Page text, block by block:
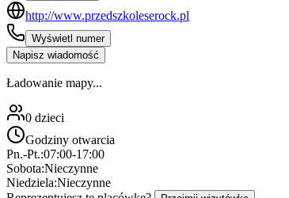
http://www.przedszkoleserock.pl
Wyświetl numer
Napisz wiadomość
Ładowanie mapy...
0 dzieci
Godziny otwarcia
Pn.-Pt.:07:00-17:00
Sobota:Nieczynne
Niedziela:Nieczynne